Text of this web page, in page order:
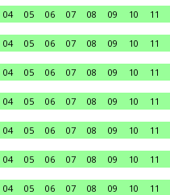
04 05 06 07 08 09 10 11
04 05 06 07 08 09 10 11
04 05 06 07 08 09 10 11
04 05 06 07 08 09 10 11
04 05 06 07 08 09 10 11
04 05 06 07 08 09 10 11
04 05 06 07 08 09 10 11